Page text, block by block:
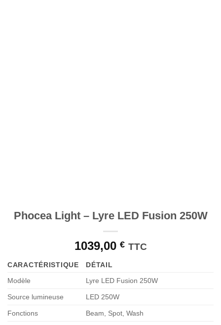
Phocea Light – Lyre LED Fusion 250W
1039,00 € TTC
CARACTÉRISTIQUE
DÉTAIL
Modèle
Lyre LED Fusion 250W
Source lumineuse LED 250W
Fonctions Beam, Spot, Wash